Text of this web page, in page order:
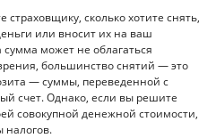
сколько хотите снять,
или вносит их на ваш
сумма может не облагаться
большинство снятий — это
— суммы, переведенной с
счет. Однако, если вы решите
совокупной денежной стоимости,
налогов.